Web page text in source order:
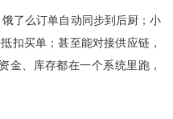
了么订单自动同步到后厨；小
扣买单；甚至能对接供应链，
、库存都在一个系统里跑，